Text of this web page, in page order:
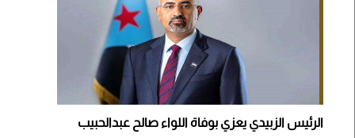
الرئيس الزبيدي يعزي بوفاة اللواء صالح عبدالحبيب